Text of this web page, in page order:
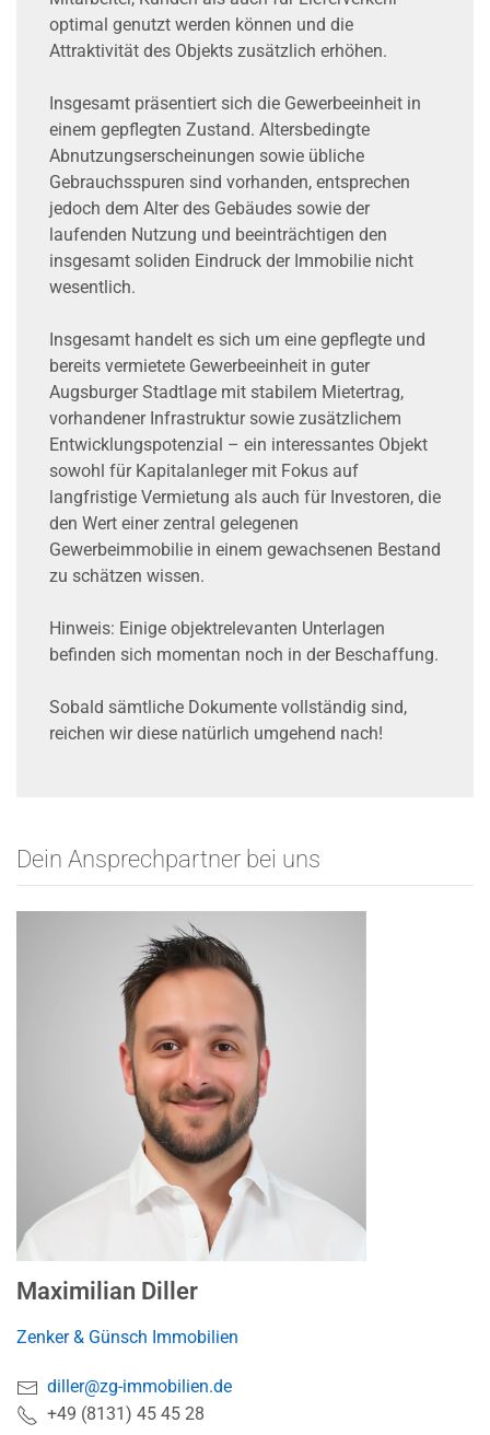
optimal genutzt werden können und die
Attraktivität des Objekts zusätzlich erhöhen.
Insgesamt präsentiert sich die Gewerbeeinheit in
einem gepflegten Zustand. Altersbedingte
Abnutzungserscheinungen sowie übliche
Gebrauchsspuren sind vorhanden, entsprechen
jedoch dem Alter des Gebäudes sowie der
laufenden Nutzung und beeinträchtigen den
insgesamt soliden Eindruck der Immobilie nicht
wesentlich.
Insgesamt handelt es sich um eine gepflegte und
bereits vermietete Gewerbeeinheit in guter
Augsburger Stadtlage mit stabilem Mietertrag,
vorhandener Infrastruktur sowie zusätzlichem
Entwicklungspotenzial – ein interessantes Objekt
sowohl für Kapitalanleger mit Fokus auf
langfristige Vermietung als auch für Investoren, die
den Wert einer zentral gelegenen
Gewerbeimmobilie in einem gewachsenen Bestand
zu schätzen wissen.
Hinweis: Einige objektrelevanten Unterlagen
befinden sich momentan noch in der Beschaffung.
Sobald sämtliche Dokumente vollständig sind,
reichen wir diese natürlich umgehend nach!
Dein Ansprechpartner bei uns
Maximilian Diller
Zenker & Günsch Immobilien
diller@zg-immobilien.de
+49 (8131) 45 45 28